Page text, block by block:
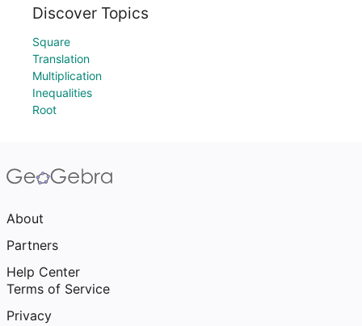
Discover Topics
Square
Translation
Multiplication
Inequalities
Root
About
Partners
Help Center
Terms of Service
Privacy